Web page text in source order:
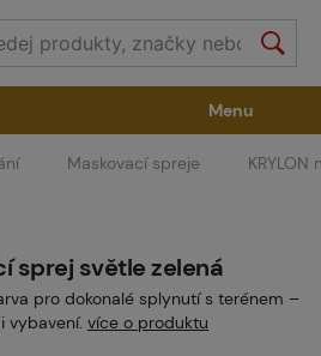
zbraním Výstroj
/ CO2
Menu
Maskovací spreje
sprej světle zelená
pro dokonalé splynutí s terénem –
vybavení. více o produktu